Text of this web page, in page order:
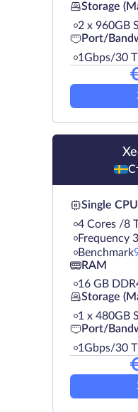
Storage
2 х 960GB
Port/
1Gbps/30
Single CPU
4 Cores /8
Frequency
Benchmark
RAM
16 GB
Storage
1 х 480GB
Port/
1Gbps/30